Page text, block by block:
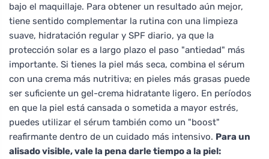
bajo el maquillaje. Para obtener un resultado aún mejor,
tiene sentido complementar la rutina con una limpieza
suave, hidratación regular y SPF diario, ya que la
protección solar es a largo plazo el paso "antiedad" más
importante. Si tienes la piel más seca, combina el sérum
con una crema más nutritiva; en pieles más grasas puede
ser suficiente un gel-crema hidratante ligero. En períodos
en que la piel está cansada o sometida a mayor estrés,
puedes utilizar el sérum también como un "boost"
reafirmante dentro de un cuidado más intensivo. Para un
alisado visible, vale la pena darle tiempo a la piel: